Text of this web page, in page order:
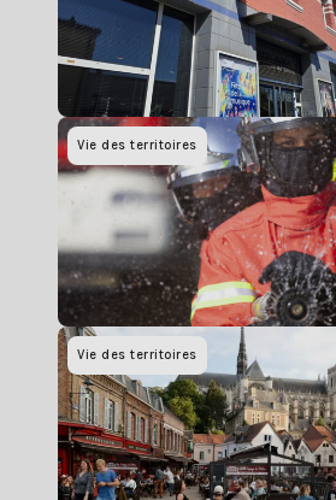
Vie des territoires
Vie des territoires